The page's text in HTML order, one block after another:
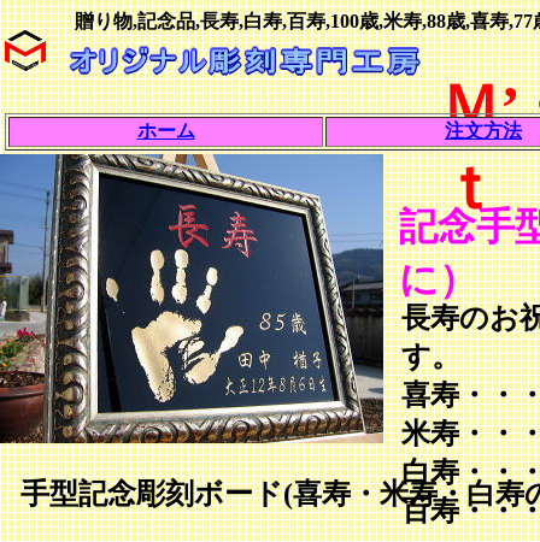
記念手
に）
贈り物,記念品,長寿,白寿,百寿,100歳,米寿,88歳,喜寿
Ｍ
ｔ
ホーム 注文方法
長寿のお
す。
喜寿・・
米寿・・
白寿・・
百寿・・
手型記念彫刻ボード(喜寿・米寿・白寿